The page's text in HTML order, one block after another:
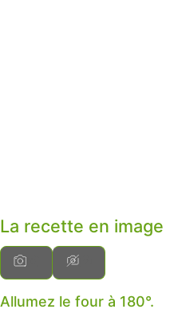
La recette en image
Allumez le four à 180°.